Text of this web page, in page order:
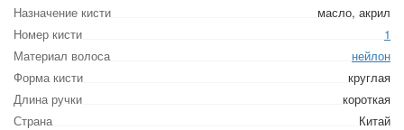
Назначение кисти
масло, акрил
Номер кисти
1
Материал волоса
нейлон
Форма кисти
круглая
Длина ручки
короткая
Страна
Китай